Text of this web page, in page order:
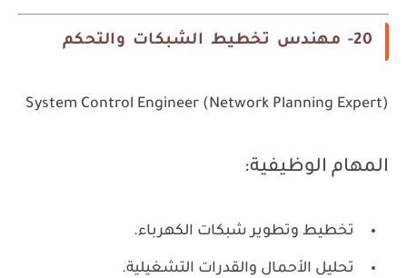
20- مهندس تخطيط الشبكات والتحكم
System Control Engineer (Network Planning Expert)
المهام الوظيفية:
تخطيط وتطوير شبكات الكهرباء.
تحليل الأحمال والقدرات التشغيلية.